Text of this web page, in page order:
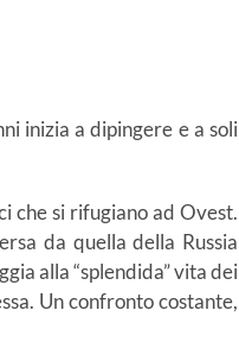
inizia a dipingere e a soli
che si rifugiano ad Ovest.
da quella della Russia
alla “splendida” vita dei
Un confronto costante,